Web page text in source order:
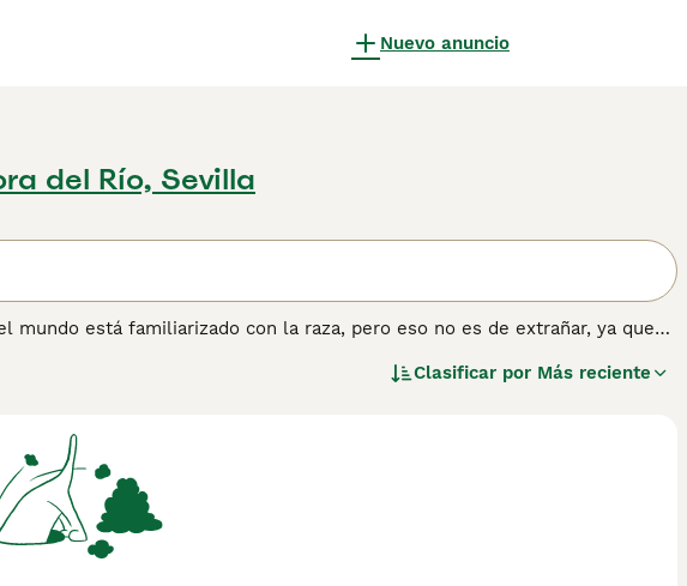
Nuevo anuncio
del Río, Sevilla
mundo está familiarizado con la raza, pero eso no es de extrañar, ya que
éxito instantáneo. Sin embargo, aquellos que esperan compartir su hogar
Canaán para obtener información sobre esta raza de perro.
Clasificar por Más reciente